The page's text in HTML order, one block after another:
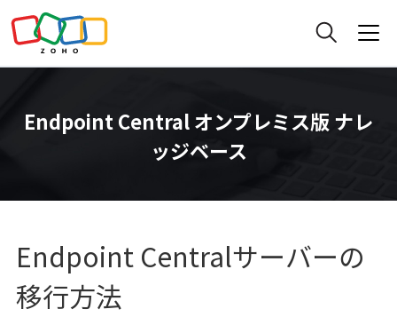
Endpoint Central オンプレミス版 ナレ
ッジベース
Endpoint Centralサーバーの
移行方法